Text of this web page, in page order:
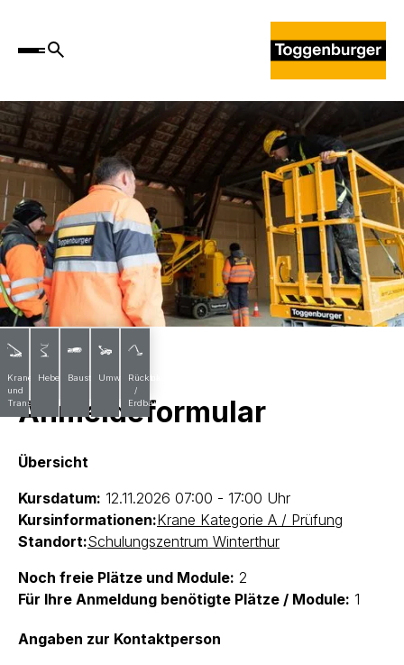
Krane
und
Transporte
Hebebühnen
BaustoffeUmwelttechnik
Rückbau
/
Erdbau
Anmeldeformular
Übersicht
Kursdatum: 12.11.2026 07:00 - 17:00 Uhr
Kursinformationen:Krane Kategorie A / Prüfung
Standort:Schulungszentrum Winterthur
Noch freie Plätze und Module: 2
Für Ihre Anmeldung benötigte Plätze / Module: 1
Angaben zur Kontaktperson